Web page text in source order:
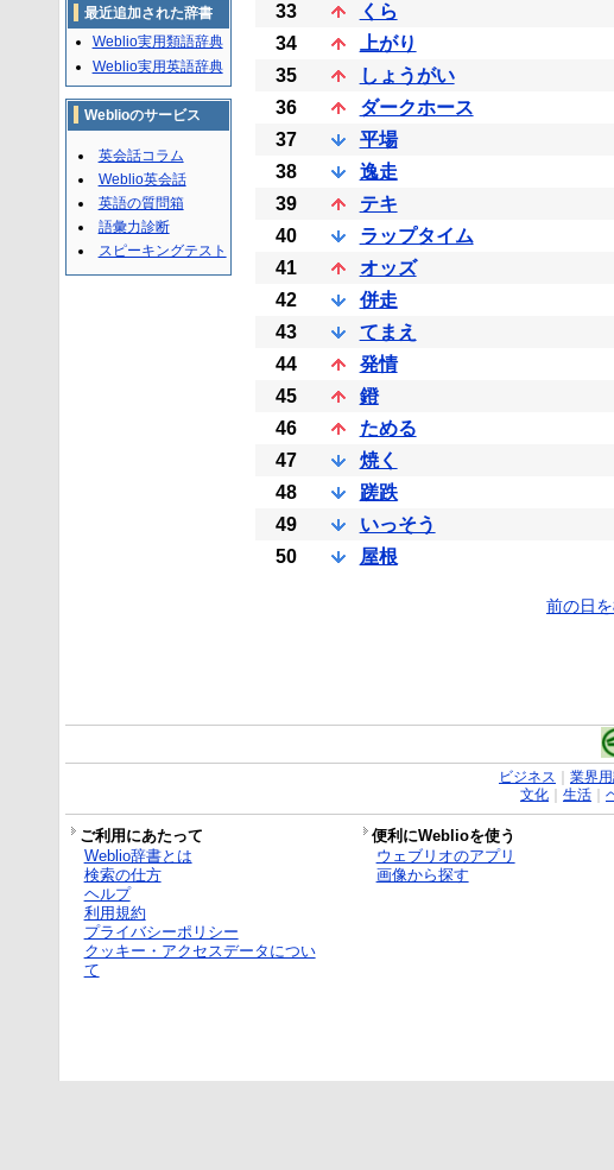
33
くら
34
上がり
35
しょうがい
36
ダークホース
37
平場
38
逸走
39
テキ
40
ラップタイム
41
オッズ
42
併走
43
てまえ
44
発情
45
鐙
46
ためる
47
焼く
48
蹉跌
49
いっそう
50
屋根
前の日
最近追加された辞書
Weblio実用類語辞典
Weblio実用英語辞典
Weblioのサービス
英会話コラム
Weblio英会話
英語の質問箱
語彙力診断
スピーキングテスト
ビジネス 業界
文化｜ 生活｜
ご利用にあたって 便利にWeblioを使う
Weblio辞書とは
検索の仕方
ヘルプ
利用規約
プライバシーポリシー
クッキー・アクセスデータについ
て
ウェブリオのアプリ
画像から探す